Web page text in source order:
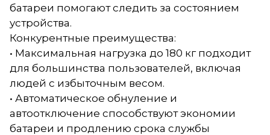
батареи помогают следить за состоянием
устройства.
Конкурентные преимущества:
• Максимальная нагрузка до 180 кг подходит
для большинства пользователей, включая
людей с избыточным весом.
• Автоматическое обнуление и
автоотключение способствуют экономии
батареи и продлению срока службы